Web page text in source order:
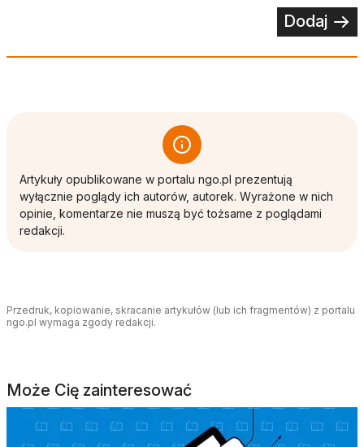
Dodaj
Artykuły opublikowane w portalu ngo.pl prezentują
wyłącznie poglądy ich autorów, autorek. Wyrażone w nich
opinie, komentarze nie muszą być tożsame z poglądami
redakcji.
Przedruk, kopiowanie, skracanie artykułów (lub ich fragmentów) z portalu
ngo.pl wymaga zgody redakcji.
Może Cię zainteresować